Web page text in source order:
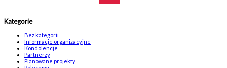
Kategorie
Bez kategorii
Informacje organizacyjne
Kondolencje
Partnerzy
Planowane projekty